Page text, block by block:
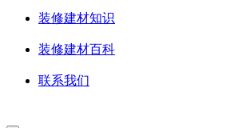
装修建材知识
装修建材百科
联系我们